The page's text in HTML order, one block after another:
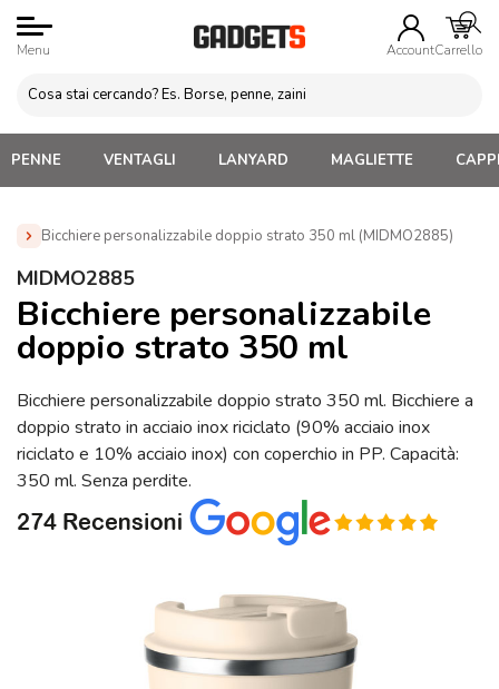
Menu AccountCarrello
PENNE VENTAGLI LANYARD MAGLIETTE
Bicchiere personalizzabile doppio strato 350 ml (MIDMO2885)
Home » Gadgets Promozionali Personalizzati
MIDMO2885
Bicchiere personalizzabile
doppio strato 350 ml
Bicchiere personalizzabile doppio strato 350 ml. Bicchiere a
doppio strato in acciaio inox riciclato (90% acciaio inox
riciclato e 10% acciaio inox) con coperchio in PP. Capacità:
350 ml. Senza perdite.